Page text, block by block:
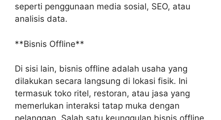
seperti penggunaan media sosial, SEO, atau
analisis data.
**Bisnis Offline**
Di sisi lain, bisnis offline adalah usaha yang
dilakukan secara langsung di lokasi fisik. Ini
termasuk toko ritel, restoran, atau jasa yang
memerlukan interaksi tatap muka dengan